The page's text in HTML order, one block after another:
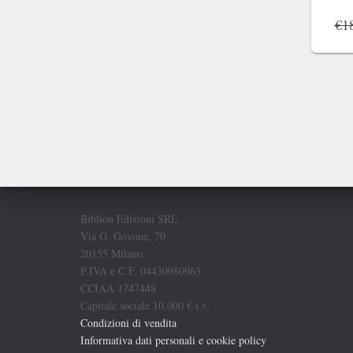
€
Biblion Edizioni SRL
Via G. Govone, 70
20155 Milano
P.IVA e C.F. 04430980963
CCIAA 1747448
Capitale sociale 10.000 € i.v.
Condizioni di vendita
Informativa dati personali e cookie policy